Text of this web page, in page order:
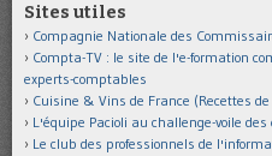
Sites utiles
Compagnie Nationale des
Compta-TV : le site de l'e-formation
experts-comptables
Cuisine & Vins de France (Recettes
L'équipe Pacioli au challenge-voile
Le club des professionnels de